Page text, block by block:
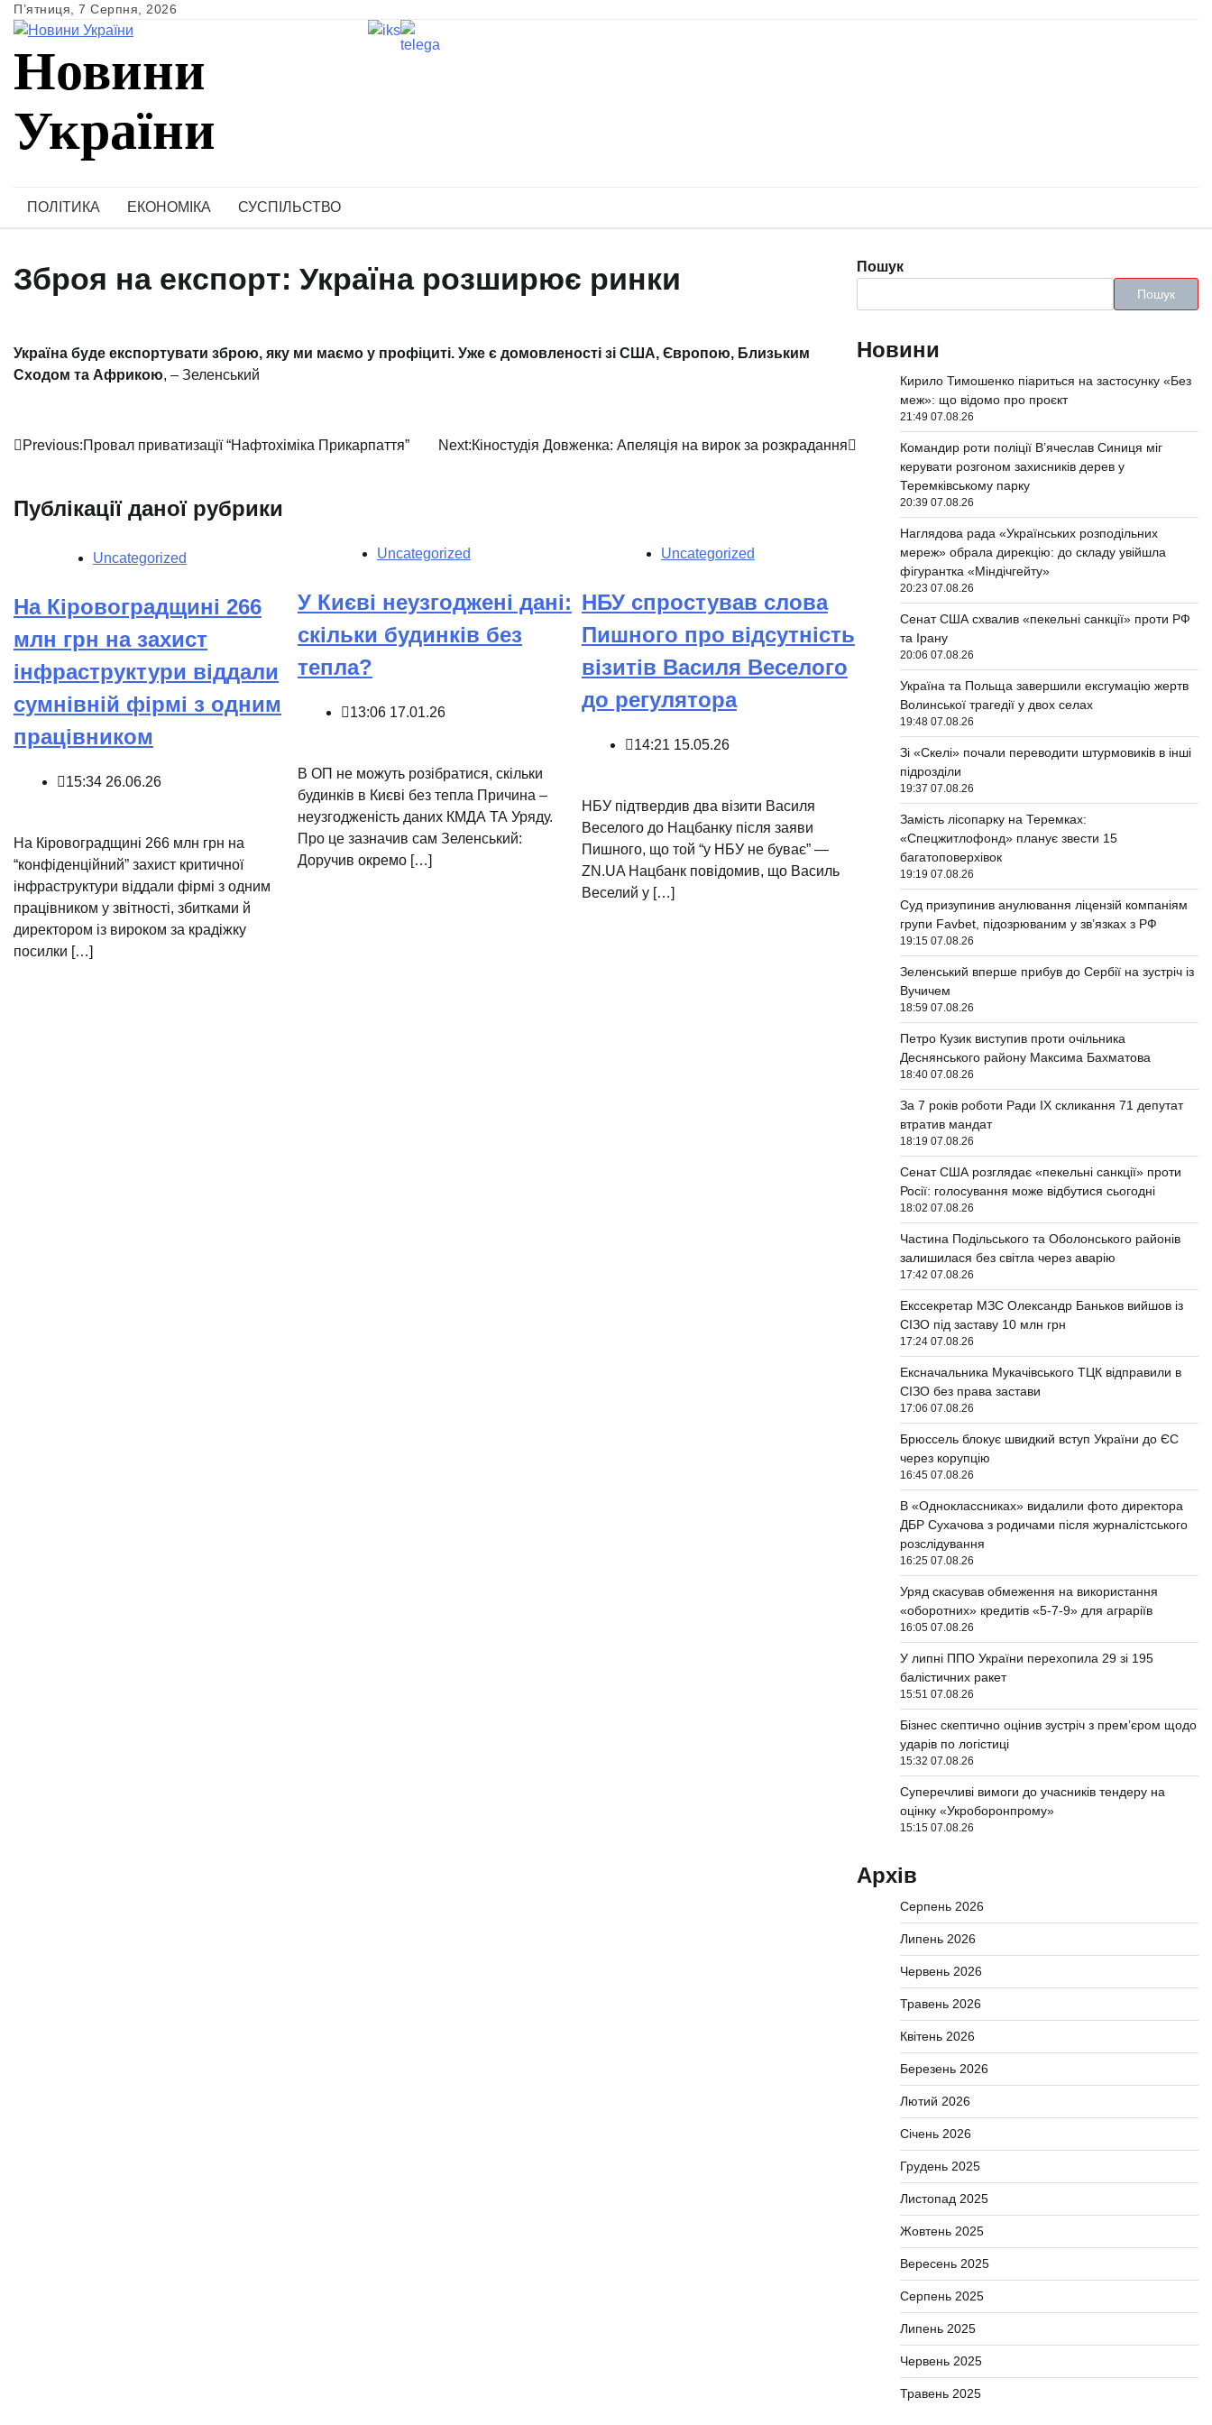
Skip
content
П’ятниця, 7 Серпня, 2026
Новини
України
ПОЛІТИКА ЕКОНОМІКА СУСПІЛЬСТВО
Зброя на експорт: Україна розширює ринки
Україна буде експортувати зброю, яку ми маємо у профіциті. Уже є домовленості зі США, Європою, Близьким
Сходом та Африкою, – Зеленський
Навігація
Previous:Провал приватизації “Нафтохіміка Прикарпаття” Next:Кіностудія Довженка: Апеляція на вирок за розкрадання
Публікації даної рубрики
Uncategorized
На Кіровоградщині 266
млн грн на захист
інфраструктури віддали
сумнівній фірмі з одним
працівником
15:34 26.06.26
На Кіровоградщині 266 млн грн на
“конфіденційний” захист критичної
інфраструктури віддали фірмі з одним
працівником у звітності, збитками й
директором із вироком за крадіжку
посилки […]
Uncategorized
У Києві неузгоджені дані:
скільки будинків без
тепла?
13:06 17.01.26
В ОП не можуть розібратися, скільки
будинків в Києві без тепла Причина –
неузгодженість даних КМДА ТА Уряду.
Про це зазначив сам Зеленський:
Доручив окремо […]
Uncategorized
НБУ спростував слова
Пишного про відсутність
візитів Василя Веселого
до регулятора
14:21 15.05.26
НБУ підтвердив два візити Василя
Веселого до Нацбанку після заяви
Пишного, що той “у НБУ не буває” —
ZN.UA Нацбанк повідомив, що Василь
Веселий у […]
Пошук
Пошук
Новини
Кирило Тимошенко піариться на застосунку «Без
меж»: що відомо про проєкт
21:49 07.08.26
Командир роти поліції В’ячеслав Синиця міг
керувати розгоном захисників дерев у
Теремківському парку
20:39 07.08.26
Наглядова рада «Українських розподільних
мереж» обрала дирекцію: до складу увійшла
фігурантка «Міндічгейту»
20:23 07.08.26
Сенат США схвалив «пекельні санкції» проти РФ
та Ірану
20:06 07.08.26
Україна та Польща завершили ексгумацію жертв
Волинської трагедії у двох селах
19:48 07.08.26
Зі «Скелі» почали переводити штурмовиків в інші
підрозділи
19:37 07.08.26
Замість лісопарку на Теремках:
«Спецжитлофонд» планує звести 15
багатоповерхівок
19:19 07.08.26
Суд призупинив анулювання ліцензій компаніям
групи Favbet, підозрюваним у зв’язках з РФ
19:15 07.08.26
Зеленський вперше прибув до Сербії на зустріч із
Вучичем
18:59 07.08.26
Петро Кузик виступив проти очільника
Деснянського району Максима Бахматова
18:40 07.08.26
За 7 років роботи Ради IX скликання 71 депутат
втратив мандат
18:19 07.08.26
Сенат США розглядає «пекельні санкції» проти
Росії: голосування може відбутися сьогодні
18:02 07.08.26
Частина Подільського та Оболонського районів
залишилася без світла через аварію
17:42 07.08.26
Екссекретар МЗС Олександр Баньков вийшов із
СІЗО під заставу 10 млн грн
17:24 07.08.26
Ексначальника Мукачівського ТЦК відправили в
СІЗО без права застави
17:06 07.08.26
Брюссель блокує швидкий вступ України до ЄС
через корупцію
16:45 07.08.26
В «Одноклассниках» видалили фото директора
ДБР Сухачова з родичами після журналістського
розслідування
16:25 07.08.26
Уряд скасував обмеження на використання
«оборотних» кредитів «5-7-9» для аграріїв
16:05 07.08.26
У липні ППО України перехопила 29 зі 195
балістичних ракет
15:51 07.08.26
Бізнес скептично оцінив зустріч з прем’єром щодо
ударів по логістиці
15:32 07.08.26
Суперечливі вимоги до учасників тендеру на
оцінку «Укроборонпрому»
15:15 07.08.26
Архів
Серпень 2026
Липень 2026
Червень 2026
Травень 2026
Квітень 2026
Березень 2026
Лютий 2026
Січень 2026
Грудень 2025
Листопад 2025
Жовтень 2025
Вересень 2025
Серпень 2025
Липень 2025
Червень 2025
Травень 2025